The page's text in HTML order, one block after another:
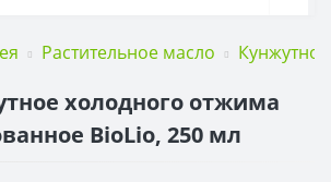
Растительное масло
холодного отжима
BioLio, 250 мл